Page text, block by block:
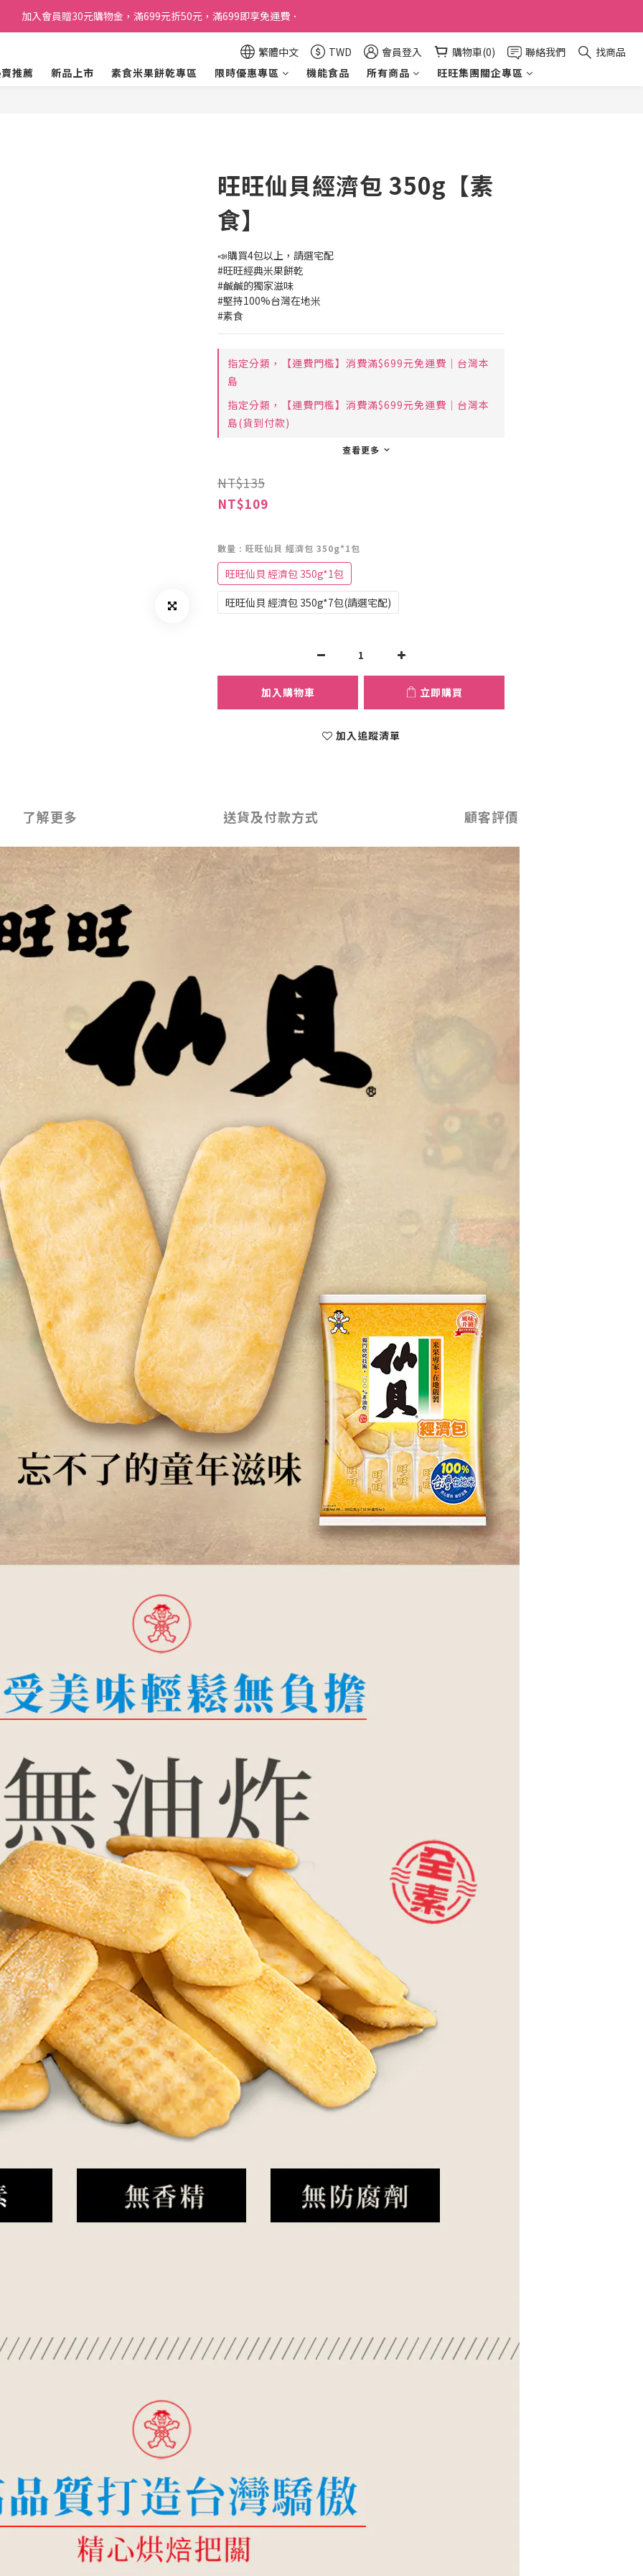
加入會員贈30元購物金，滿699元折50元，滿699即享免運費．
訂單購買貝比瑪瑪任兩盒贈品牌帆布袋乙個
加入會員贈30元購物金，滿699元折50元，滿699即享免運費．
繁體中文 TWD 會員登入 購物車(0) 聯絡我們
找商品
推薦
新品上市 素食米果餅乾專區 限時優惠專區 機能食品 所有商品 旺旺集團關企專區
旺旺仙貝經濟包 350g【素
食】
📣購買4包以上，請選宅配
#旺旺經典米果餅乾
#鹹鹹的獨家滋味
#堅持100%台灣在地米
#素食
指定分類，【運費門檻】消費滿$699元免運費｜台灣本
島
指定分類，【運費門檻】消費滿$699元免運費｜台灣本
島(貨到付款)
查看更多
NT$135
NT$109
數量 : 旺旺仙貝 經濟包 350g*1包
旺旺仙貝 經濟包 350g*1包
旺旺仙貝 經濟包 350g*7包(請選宅配)
加入購物車 立即購買
加入追蹤清單
了解更多 送貨及付款方式 顧客評價